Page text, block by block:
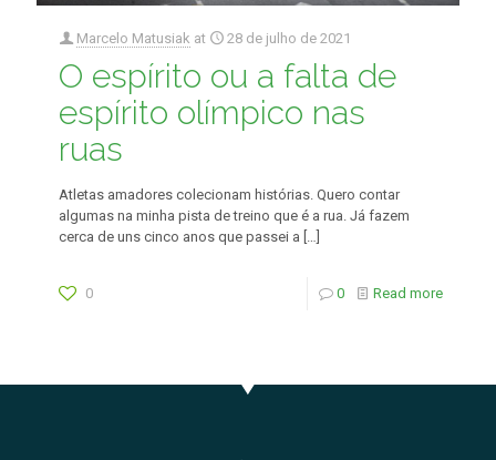
Marcelo Matusiak at 28 de julho de 2021
O espírito ou a falta de
espírito olímpico nas
ruas
Atletas amadores colecionam histórias. Quero contar
algumas na minha pista de treino que é a rua. Já fazem
cerca de uns cinco anos que passei a […]
0 0 Read more